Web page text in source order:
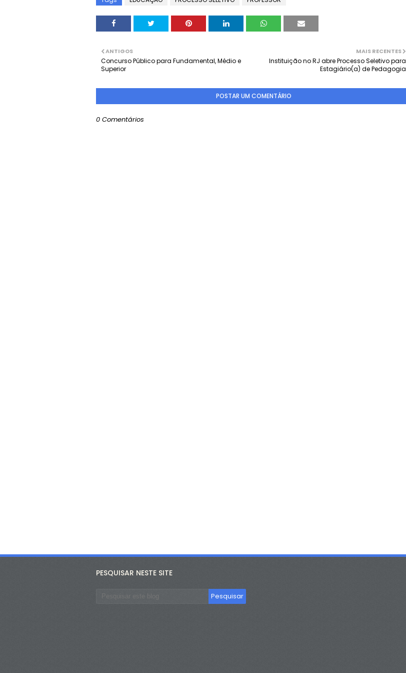
MAIS RECENTES
Instituição no RJ abre Processo Seletivo para
Estagiário(a) de Pedagogia
ANTIGOS
Concurso Público para Fundamental, Médio e
Superior
POSTAR UM COMENTÁRIO
0 Comentários
PESQUISAR NESTE SITE